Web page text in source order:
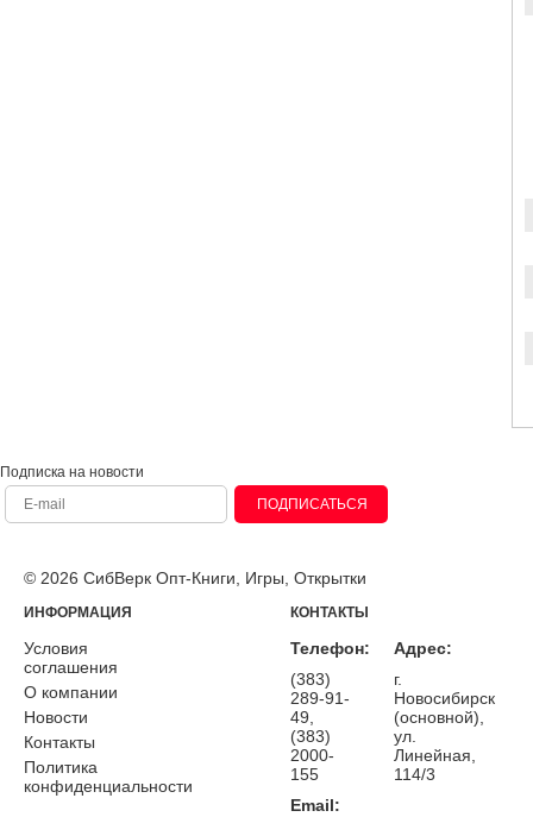
Подписка на новости
ПОДПИСАТЬСЯ
© 2026 СибВерк Опт-Книги, Игры, Открытки
ИНФОРМАЦИЯ
Условия
соглашения
О компании
Новости
Контакты
Политика
конфиденциальности
КОНТАКТЫ
Телефон:
(383)
289-91-
49,
(383)
2000-
155
Email:
Адрес:
г.
Новосибирск
(основной),
ул.
Линейная,
114/3